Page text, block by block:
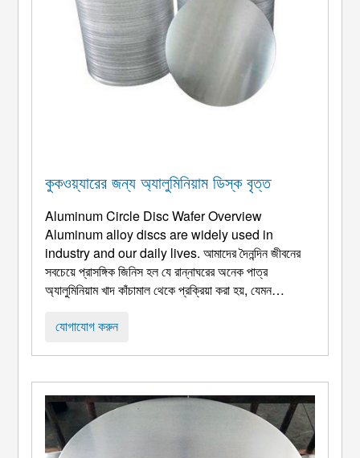
কুকওয়্যারের জন্য অ্যালুমিনিয়াম ডিস্ক বৃত্ত
Aluminum Circle Disc Wafer Overview
Aluminum alloy discs are widely used in
industry and our daily lives. আমাদের দৈনন্দিন জীবনের
সবচেয়ে প্রাসঙ্গিক জিনিস হল যে রান্নাঘরের অনেক পাত্র
অ্যালুমিনিয়াম খাদ কাঁচামাল থেকে প্রক্রিয়া করা হয়, যেমন
ইত্যাদি.Parameters Of Aluminum Disc Circle For
যোগাযোগ করুন